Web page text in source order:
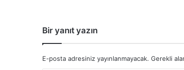
Bir yanıt yazın
E-posta adresiniz yayınlanmayacak. Gerekli